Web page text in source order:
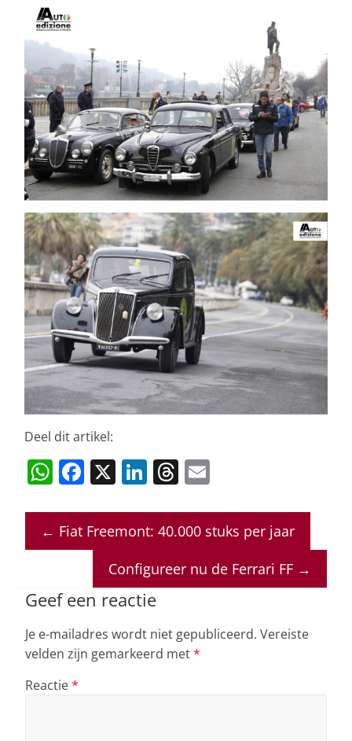
Deel dit artikel:
W
at
s
p
p
F
c
e
o
o
k
X Li
k
e
dI
n
T
re
a
d
s
ai
l
← Fiat Freemont: 40.000 stuks per jaar
Configureer nu de Ferrari FF →
Geef een reactie
Je e-mailadres wordt niet gepubliceerd. Vereiste
velden zijn gemarkeerd met*
Reactie*